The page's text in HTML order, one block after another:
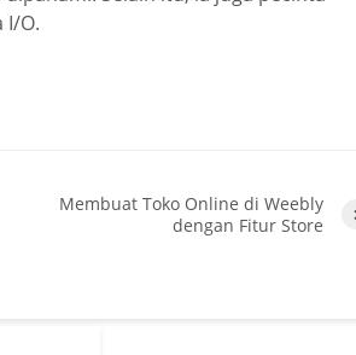
I/O.
Membuat Toko Online di Weebly
dengan Fitur Store